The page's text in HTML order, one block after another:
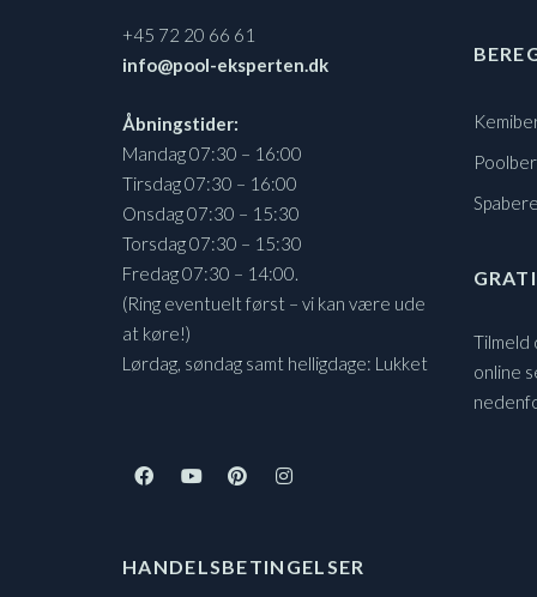
+45 72 20 66 61
info@pool-eksperten.dk
Åbningstider:
Mandag 07:30 – 16:00
Tirsdag 07:30 – 16:00
Onsdag 07:30 – 15:30
Torsdag 07:30 – 15:30
Fredag 07:30 – 14:00.
(Ring eventuelt først – vi kan være ude
at køre!)
Lørdag, søndag samt helligdage: Lukket
HANDELSBETINGELSER
Tilmeld
online